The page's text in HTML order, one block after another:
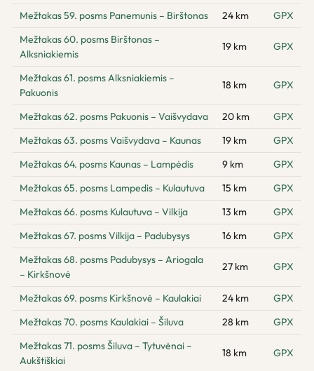
Mežtakas 59. posms Panemunis – Birštonas
24 km
GPX
Mežtakas 60. posms Birštonas –
Alksniakiemis
19 km GPX
Mežtakas 61. posms Alksniakiemis –
Pakuonis
18 km GPX
Mežtakas 62. posms Pakuonis – Vaišvydava 20 km
GPX
Mežtakas 63. posms Vaišvydava – Kaunas
19 km
GPX
Mežtakas 64. posms Kaunas – Lampėdis
9 km
GPX
Mežtakas 65. posms Lampedis – Kulautuva
15 km
GPX
Mežtakas 66. posms Kulautuva – Vilkija
13 km
GPX
Mežtakas 67. posms Vilkija – Padubysys
16 km
GPX
Mežtakas 68. posms Padubysys – Ariogala
– Kirkšnovė
27 km GPX
Mežtakas 69. posms Kirkšnovė – Kaulakiai 24 km
GPX
Mežtakas 70. posms Kaulakiai – Šiluva
28 km
GPX
Mežtakas 71. posms Šiluva – Tytuvėnai –
Aukštiškiai
18 km GPX